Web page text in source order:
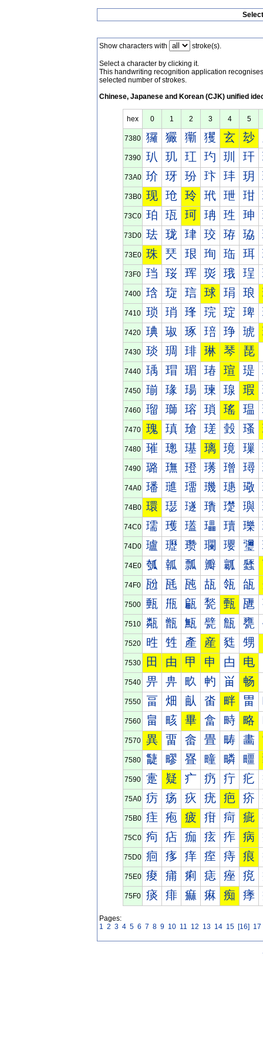
Show characters with stroke(s).
Select a character by clicking it.
This handwriting recognition application
selected number of strokes.
Chinese, Japanese and Korean (CJK) unified
hex 0 1 2 3 4 5
7380 玀 玁 玂 玃 玄 玅
7390 玐 玑 玒 玓 玔 玕
73A0 玠 玡 玢 玣 玤 玥
73B0 现 玱 玲 玳 玴 玵
73C0 珀 珁 珂 珃 珄 珅
73D0 珐 珑 珒 珓 珔 珕
73E0 珠 珡 珢 珣 珤 珥
73F0 珰 珱 珲 珳 珴 珵
7400 琀 琁 琂 球 琄 琅
7410 琐 琑 琒 琓 琔 琕
7420 琠 琡 琢 琣 琤 琥
7430 琰 琱 琲 琳 琴 琵
7440 瑀 瑁 瑂 瑃 瑄 瑅
7450 瑐 瑑 瑒 瑓 瑔 瑕
7460 瑠 瑡 瑢 瑣 瑤 瑥
7470 瑰 瑱 瑲 瑳 瑴 瑵
7480 璀 璁 璂 璃 璄 璅
7490 璐 璑 璒 璓 璔 璕
74A0 璠 璡 璢 璣 璤 璥
74B0 環 璱 璲 璳 璴 璵
74C0 瓀 瓁 瓂 瓃 瓄 瓅
74D0 瓐 瓑 瓒 瓓 瓔 瓕
74E0 瓠 瓡 瓢 瓣 瓤 瓥
74F0 瓰 瓱 瓲 瓳 瓴 瓵
7500 甀 甁 甂 甃 甄 甅
7510 甐 甑 甒 甓 甔 甕
7520 甠 甡 產 産 甤 甥
7530 田 由 甲 申 甴 电
7540 畀 畁 畂 畃 畄 畅
7550 畐 畑 畒 畓 畔 畕
7560 畠 畡 畢 畣 畤 略
7570 異 畱 畲 畳 畴 畵
7580 疀 疁 疂 疃 疄 疅
7590 疐 疑 疒 疓 疔 疕
75A0 疠 疡 疢 疣 疤 疥
75B0 疰 疱 疲 疳 疴 疵
75C0 痀 痁 痂 痃 痄 病
75D0 痐 痑 痒 痓 痔 痕
75E0 痠 痡 痢 痣 痤 痥
75F0 痰 痱 痲 痳 痴 痵
Pages:
1 2 3 4 5 6 7 8 9 10 11 12 13 14 15 [16] 17